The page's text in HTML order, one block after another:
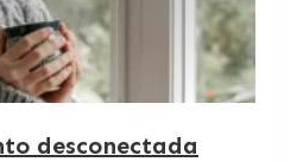
desconectada